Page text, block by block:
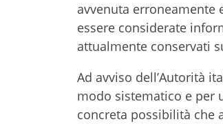
avvenuta
essere considerate
attualmente conservati
Ad avviso dell’Autorità
modo sistematico e per
concreta possibilità che